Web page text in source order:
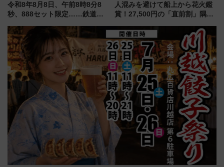
令和8年8月8日、午前8時8分8
秒、888セット限定……鉄道各
たち
人混みを避けて船上から花火鑑
賞！27,500円の「直前割」隅田
メも持ち込みOK